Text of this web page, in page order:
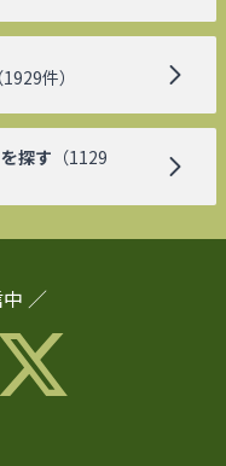
（1929件）
を探す （1129
／